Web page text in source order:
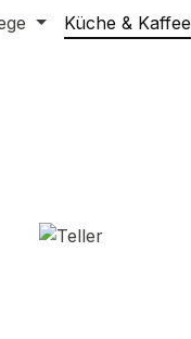
Küche & Kaffee